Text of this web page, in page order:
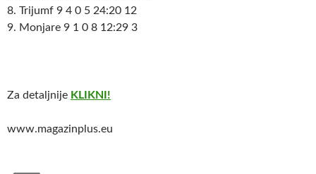
8. Trijumf 9 4 0 5 24:20 12
9. Monjare 9 1 0 8 12:29 3
Za detaljnije KLIKNI!
www.magazinplus.eu